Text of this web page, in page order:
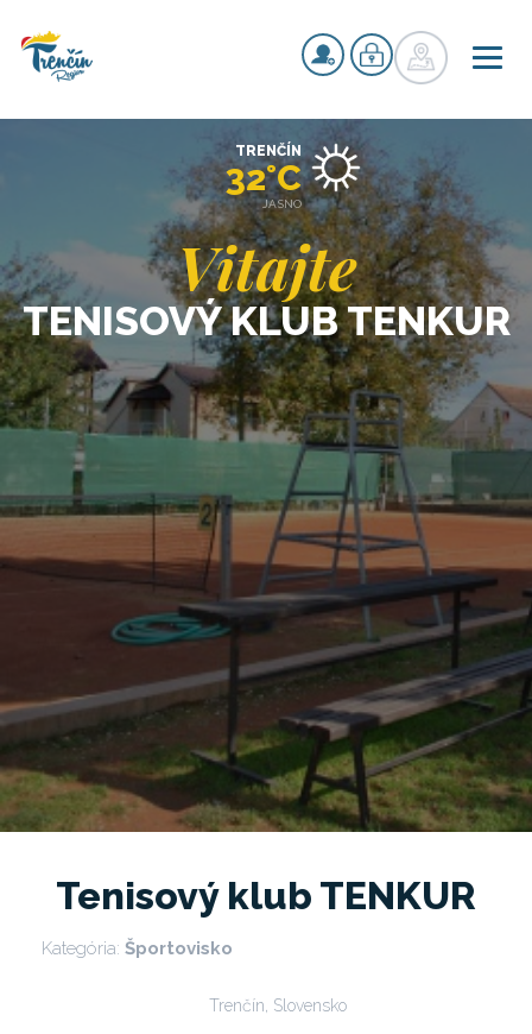
Vitajte
TENISOVÝ KLUB TENKUR
TRENČÍN
32°C
JASNO
Tenisový klub TENKUR
Kategória: Športovisko
Trenčín, Slovensko